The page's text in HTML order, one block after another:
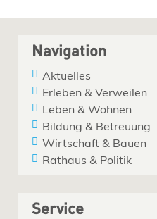
Navigation
Aktuelles
Erleben & Verweilen
Leben & Wohnen
Bildung & Betreuung
Wirtschaft & Bauen
Rathaus & Politik
Service